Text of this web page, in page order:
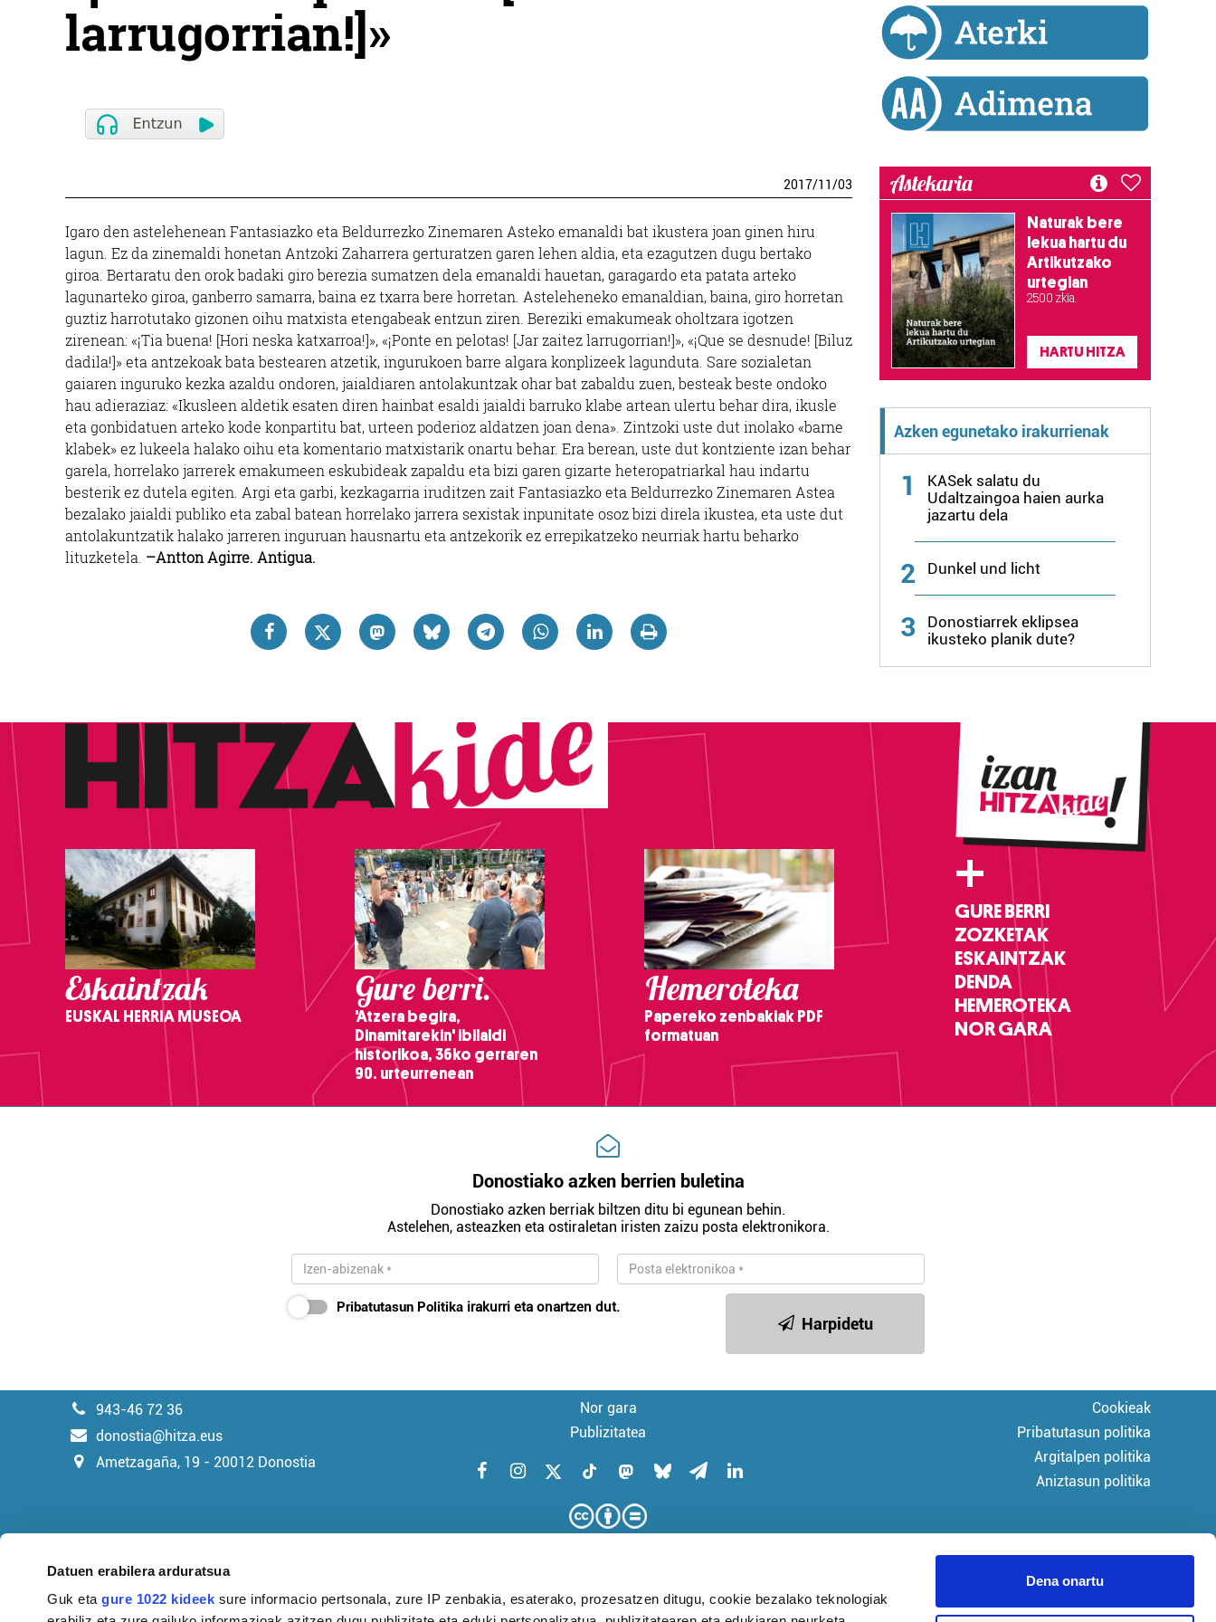
Datuen erabilera arduratsua
Guk etagure 1022 kideek sure informacio pertsonala, zure IP zenbakia, esaterako, prozesatzen ditugu, cookie bezalako teknologiak
Dena onartu
larrugorrian!]»
2017/11/03
Igaro den astelehenean Fantasiazko eta Beldurrezko Zinemaren Asteko emanaldi bat ikustera joan ginen hiru
lagun. Ez da zinemaldi honetan Antzoki Zaharrera gerturatzen garen lehen aldia, eta ezagutzen dugu bertako
giroa. Bertaratu den orok badaki giro berezia sumatzen dela emanaldi hauetan, garagardo eta patata arteko
lagunarteko giroa, ganberro samarra, baina ez txarra bere horretan. Asteleheneko emanaldian, baina, giro horretan
guztiz harrotutako gizonen oihu matxista etengabeak entzun ziren. Bereziki emakumeak oholtzara igotzen
zirenean: «¡Tia buena! [Hori neska katxarroa!]», «¡Ponte en pelotas! [Jar zaitez larrugorrian!]», «¡Que se desnude! [Biluz
dadila!]» eta antzekoak bata bestearen atzetik, ingurukoen barre algara konplizeek lagunduta. Sare sozialetan
gaiaren inguruko kezka azaldu ondoren, jaialdiaren antolakuntzak ohar bat zabaldu zuen, besteak beste ondoko
hau adieraziaz: «Ikusleen aldetik esaten diren hainbat esaldi jaialdi barruko klabe artean ulertu behar dira, ikusle
eta gonbidatuen arteko kode konpartitu bat, urteen poderioz aldatzen joan dena». Zintzoki uste dut inolako «barne
klabek» ez lukeela halako oihu eta komentario matxistarik onartu behar. Era berean, uste dut kontziente izan behar
garela, horrelako jarrerek emakumeen eskubideak zapaldu eta bizi garen gizarte heteropatriarkal hau indartu
besterik ez dutela egiten. Argi eta garbi, kezkagarria iruditzen zait Fantasiazko eta Beldurrezko Zinemaren Astea
bezalako jaialdi publiko eta zabal batean horrelako jarrera sexistak inpunitate osoz bizi direla ikustea, eta uste dut
antolakuntzatik halako jarreren inguruan hausnartu eta antzekorik ez errepikatzeko neurriak hartu beharko
lituzketela. –Antton Agirre. Antigua.
Astekaria
Naturak bere
lekua hartu du
Artikutzako
urtegian
2.500 zkia.
HARTU HITZA
Azken egunetako irakurrienak
1
KASek salatu du
Udaltzaingoa haien aurka
jazartu dela
2 Dunkel und licht
3
Donostiarrek eklipsea
ikusteko planik dute?
Eskaintzak
EUSKAL HERRIA MUSEOA
Gure berri.
'Atzera begira,
Dinamitarekin' ibilaldi
historikoa, 36ko gerraren
90. urteurrenean
Hemeroteka
Papereko zenbakiak PDF
formatuan
+
GURE BERRI
ZOZKETAK
ESKAINTZAK
DENDA
HEMEROTEKA
NOR GARA
Donostiako azken berrien buletina
Donostiako azken berriak biltzen ditu bi egunean behin.
Astelehen, asteazken eta ostiraletan iristen zaizu posta elektronikora.
Pribatutasun Politika irakurri eta onartzen dut.
Harpidetu
943-46 72 36
donostia@hitza.eus
Ametzagaña, 19 - 20012 Donostia
Nor gara
Publizitatea
Cookieak
Pribatutasun politika
Argitalpen politika
Aniztasun politika